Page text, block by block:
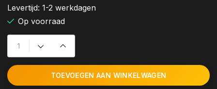
Levertijd: 1-2 werkdagen
Op voorraad
TOEVOEGEN AAN WINKELWAGEN